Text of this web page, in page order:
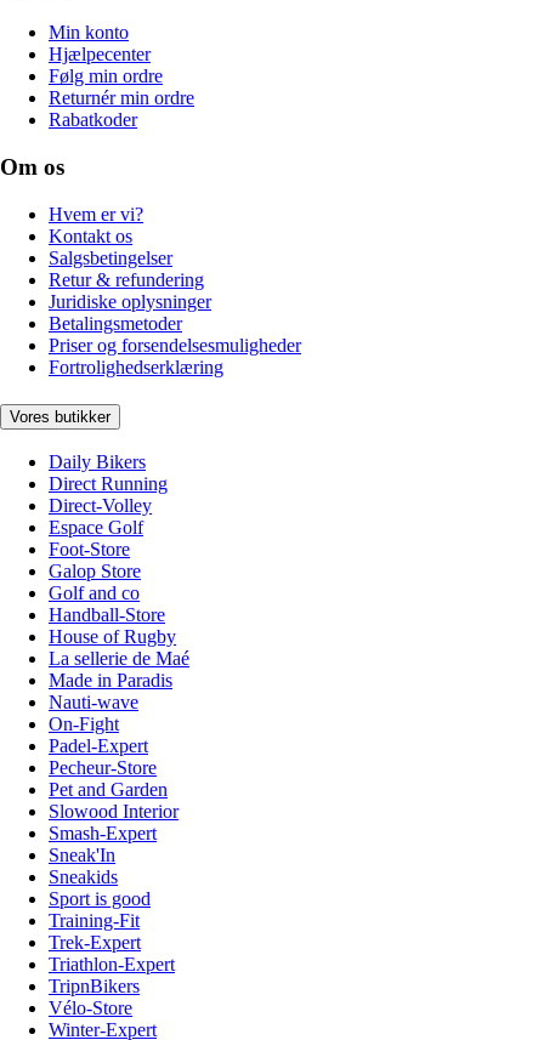
Min konto
Hjælpecenter
Følg min ordre
Returnér min ordre
Rabatkoder
Om os
Hvem er vi?
Kontakt os
Salgsbetingelser
Retur & refundering
Juridiske oplysninger
Betalingsmetoder
Priser og forsendelsesmuligheder
Fortrolighedserklæring
Vores butikker
Daily Bikers
Direct Running
Direct-Volley
Espace Golf
Foot-Store
Galop Store
Golf and co
Handball-Store
House of Rugby
La sellerie de Maé
Made in Paradis
Nauti-wave
On-Fight
Padel-Expert
Pecheur-Store
Pet and Garden
Slowood Interior
Smash-Expert
Sneak'In
Sneakids
Sport is good
Training-Fit
Trek-Expert
Triathlon-Expert
TripnBikers
Vélo-Store
Winter-Expert